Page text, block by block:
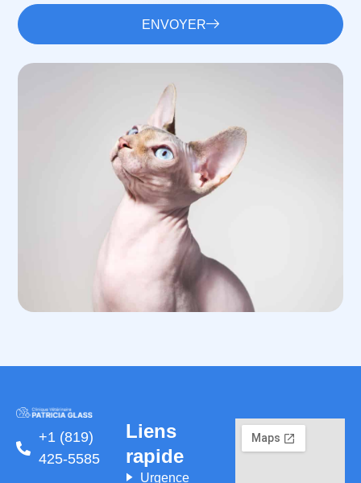
ENVOYER
+1 (819)
425-5585
Liens
rapide
Urgence